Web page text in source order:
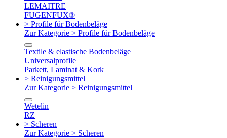
LEMAITRE
FUGENFUX®
> Profile für Bodenbeläge
Zur Kategorie > Profile für Bodenbeläge
Textile & elastische Bodenbeläge
Universalprofile
Parkett, Laminat & Kork
> Reinigungsmittel
Zur Kategorie > Reinigungsmittel
Wetelin
RZ
> Scheren
Zur Kategorie > Scheren